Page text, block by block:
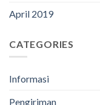
April 2019
CATEGORIES
Informasi
Pengiriman